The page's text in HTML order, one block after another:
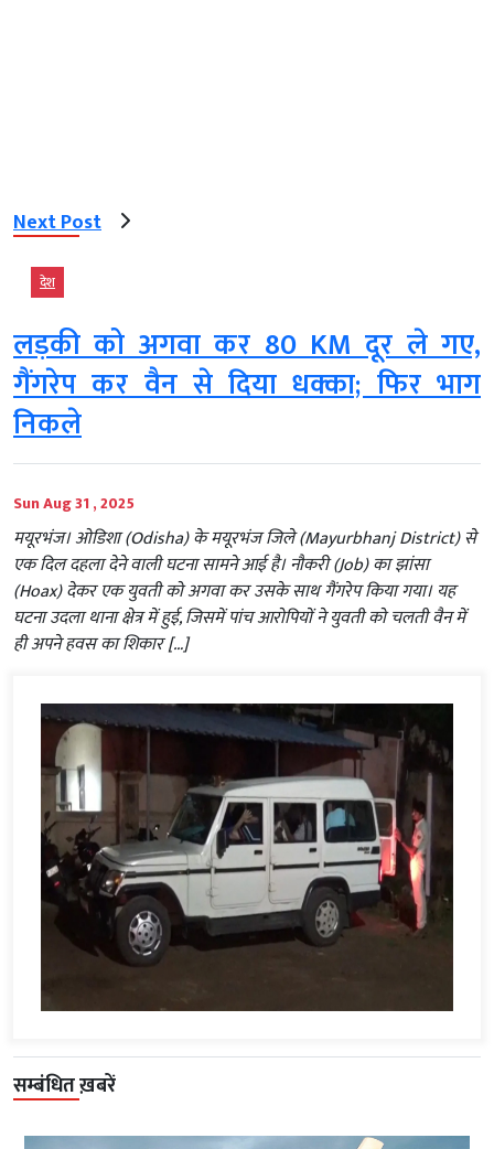
Next Post
देश
लड़की को अगवा कर 80 KM दूर ले गए,
गैंगरेप कर वैन से दिया धक्का; फिर भाग
निकले
Sun Aug 31 , 2025
मयूरभंज। ओडिशा (Odisha) के मयूरभंज जिले (Mayurbhanj District) से
एक दिल दहला देने वाली घटना सामने आई है। नौकरी (Job) का झांसा
(Hoax) देकर एक युवती को अगवा कर उसके साथ गैंगरेप किया गया। यह
घटना उदला थाना क्षेत्र में हुई, जिसमें पांच आरोपियों ने युवती को चलती वैन में
ही अपने हवस का शिकार […]
सम्बंधित ख़बरें